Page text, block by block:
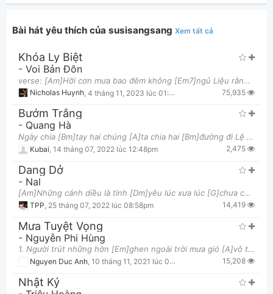
Thông tin chung
Bài hát yêu thích của susisangsang Xem tất cả
Khóa Ly Biệt
- Voi Bản Đôn
verse: [Am]Hỡi cơn mưa bao đêm không [Em7]ngủ Liệu rằng xa [Dm7]cách bao lâu thì tình sẽ [Am]cũ [
Nicholas Huynh 4 tháng 11, 2023 lúc 01:41am 75,935
Bướm Trắng
- Quang Hà
Ngày chia [Bm]tay hai chúng [A]ta chia hai [Bm]đường đi Lệ nhẹ [Em]rơi em dấu mi quay mặt khẽ [Bm]
Kubai 14 tháng 07, 2022 lúc 12:48pm 2,475
Dang Dở
- Nal
[Am]Những cánh diều là tình [Dm]yêu lúc xưa lúc [G]chưa có ai biết [C]buồn [Am]Thương em, thương [D
TPP 25 tháng 07, 2022 lúc 08:58pm 14,419
Mưa Tuyệt Vọng
- Nguyễn Phi Hùng
1. Người trút những hờn [Em]ghen ngoài trời mưa gió [A]vô tình Mình [Am]tôi lặng yên chờ mong và [
Nguyen Duc Anh, 10 tháng 11, 2021 lúc 09:16pm 15,208
Nhật Ký